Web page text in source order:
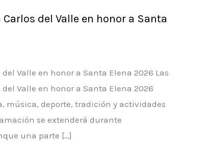
del Valle en honor a Santa
Valle en honor a Santa Elena 2026 Las
Valle en honor a Santa Elena 2026
música, deporte, tradición y actividades
se extenderá durante
una parte […]